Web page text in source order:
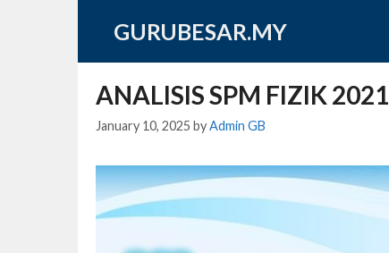
GURUBESAR.MY
ANALISIS SPM FIZIK
January 10, 2025 byAdmin GB